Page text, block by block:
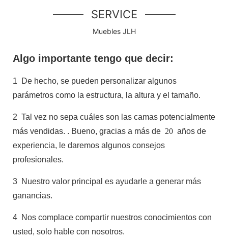
SERVICE
Muebles JLH
Algo importante tengo que decir:
1
De hecho, se pueden personalizar algunos
parámetros como la estructura, la altura y el tamaño.
2 Tal vez no sepa cuáles son las camas potencialmente
más vendidas. . Bueno, gracias a más de 20 años de
experiencia, le daremos algunos consejos
profesionales.
3 Nuestro valor principal es ayudarle a generar más
ganancias.
4 Nos complace compartir nuestros conocimientos con
usted, solo hable con nosotros.